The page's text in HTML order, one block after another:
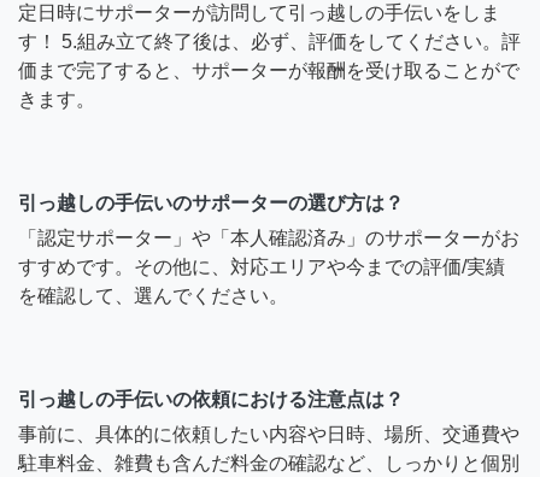
定日時にサポーターが訪問して引っ越しの手伝いをしま
す！ 5.組み立て終了後は、必ず、評価をしてください。評
価まで完了すると、サポーターが報酬を受け取ることがで
きます。
引っ越しの手伝いのサポーターの選び方は？
「認定サポーター」や「本人確認済み」のサポーターがお
すすめです。その他に、対応エリアや今までの評価/実績
を確認して、選んでください。
引っ越しの手伝いの依頼における注意点は？
事前に、具体的に依頼したい内容や日時、場所、交通費や
駐車料金、雑費も含んだ料金の確認など、しっかりと個別